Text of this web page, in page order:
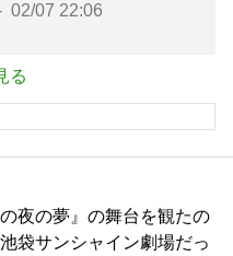
02/07 22:06
る
夜の夢』の舞台を観たの
袋サンシャイン劇場だっ